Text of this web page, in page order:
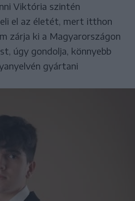
Viktória szintén
el az életét, mert itthon
zárja ki a Magyarországon
úgy gondolja, könnyebb
gyártani